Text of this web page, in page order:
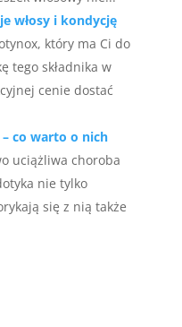
włosy i kondycję
który ma Ci do
tego składnika w
cenie dostać
co warto o nich
uciążliwa choroba
nie tylko
się z nią także